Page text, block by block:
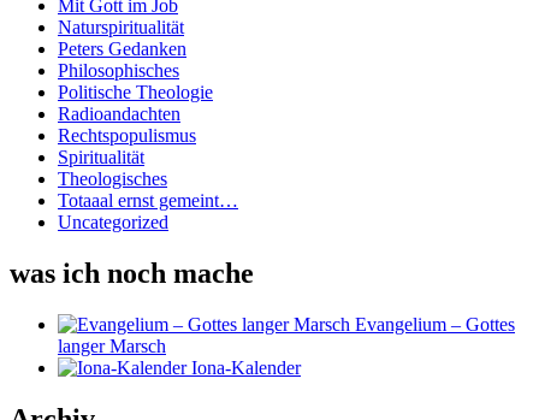
Mit Gott im Job
Naturspiritualität
Peters Gedanken
Philosophisches
Politische Theologie
Radioandachten
Rechtspopulismus
Spiritualität
Theologisches
Totaaal ernst gemeint…
Uncategorized
was ich noch mache
Evangelium – Gottes
langer Marsch
Iona-Kalender